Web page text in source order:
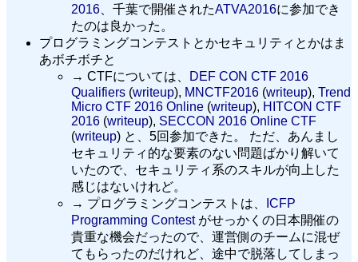
2016 、千葉で開催されたATVA2016に参加でき
たのは良かった。
プログラミングコンテストとかセキュリティとかはま
あボチボチと
→ CTFについては、
DEF CON CTF 2016
Qualifiers (writeup), MNCTF2016 (writeup), Trend
Micro CTF 2016 Online (writeup), HITCON CTF
2016 (writeup), SECCON 2016 Online CTF
(writeup) と、5回参加できた。 ただ、あんまし
セキュリティ的な要素のない問題ばかり解いて
いたので、セキュリティ系のスキルが向上した
感じはないけれど。
→ プログラミングコンテストは、
ICFP
Programming Contestがせっかくの日本開催の
貴重な機会だったので、運営側のチームに混ぜ
てもらったのだけれど、途中で脱落してしまっ